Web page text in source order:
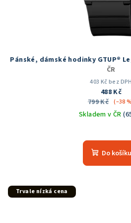
Pánské, dámské hodinky GTUP®
ČR
403 Kč bez DPH
488 Kč
799 Kč (–38
Skladem v ČR
Do košíku
Trvale nízká cena